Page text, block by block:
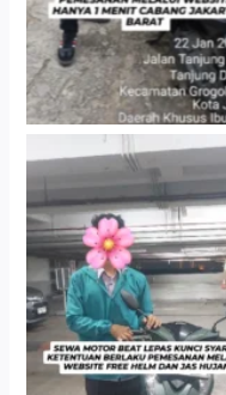
Cityplaza Jatinegara
Gedung Parkir P6A